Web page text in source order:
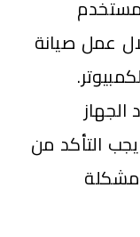
عمل صيانة
التأكد من
مشكلة